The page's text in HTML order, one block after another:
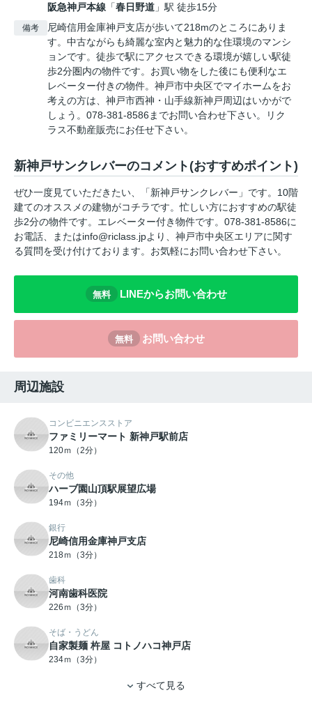
阪急神戸本線 「春日野道 」駅 徒歩15分
備考
尼崎信用金庫神戸支店が歩いて218mのところにありま
す。中古ながらも綺麗な室内と魅力的な住環境のマンシ
ョンです。徒歩で駅にアクセスできる環境が嬉しい駅徒
歩2分圏内の物件です。お買い物をした後にも便利なエ
レベーター付きの物件。神戸市中央区でマイホームをお
考えの方は、神戸市西神・山手線新神戸周辺はいかがで
しょう。078-381-8586までお問い合わせ下さい。リク
ラス不動産販売にお任せ下さい。
新神戸サンクレバーのコメント(おすすめポイント)
ぜひ一度見ていただきたい、「新神戸サンクレバー」です。10階
建てのオススメの建物がコチラです。忙しい方におすすめの駅徒
歩2分の物件です。エレベーター付き物件です。078-381-8586に
お電話、またはinfo@riclass.jpより、神戸市中央区エリアに関す
る質問を受け付けております。お気軽にお問い合わせ下さい。
無料 LINEからお問い合わせ
無料 お問い合わせ
周辺施設
コンビニエンスストア
ファミリーマート 新神戸駅前店
120ｍ（2分）
その他
ハーブ園山頂駅展望広場
194ｍ（3分）
銀行
尼崎信用金庫神戸支店
218ｍ（3分）
歯科
河南歯科医院
226ｍ（3分）
そば・うどん
自家製麺 杵屋 コトノハコ神戸店
234ｍ（3分）
すべて見る